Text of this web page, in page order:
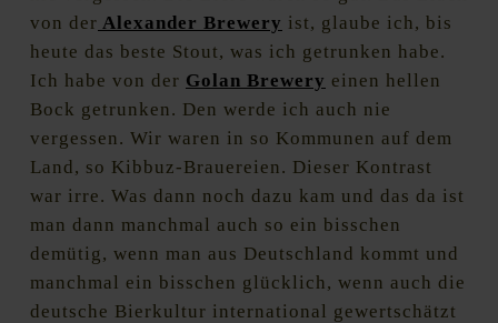
von der Alexander Brewery ist, glaube ich, bis
heute das beste Stout, was ich getrunken habe.
Ich habe von der Golan Brewery einen hellen
Bock getrunken. Den werde ich auch nie
vergessen. Wir waren in so Kommunen auf dem
Land, so Kibbuz-Brauereien. Dieser Kontrast
war irre. Was dann noch dazu kam und das da ist
man dann manchmal auch so ein bisschen
demütig, wenn man aus Deutschland kommt und
manchmal ein bisschen glücklich, wenn auch die
deutsche Bierkultur international gewertschätzt